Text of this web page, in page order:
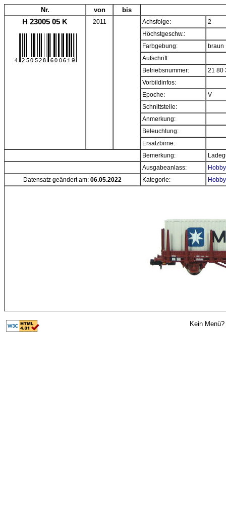
Nr. von bis
H 23005 05 K 2011 Achsfolge:
2
Höchstgeschw.:
Farbgebung:
braun
Aufschrift:
Betriebsnummer:
21 80
Vorbildinfos:
Epoche:
V
Schnittstelle:
Anmerkung:
Beleuchtung:
Ersatzbirne:
Bemerkung:
Ausgabeanlass:
Datensatz geändert am: 06.05.2022 Kategorie:
Kein